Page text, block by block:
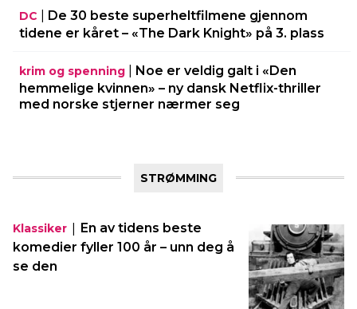
DC
De 30 beste superheltfilmene gjennom
tidene er kåret – «The Dark Knight» på 3. plass
krim og spenning
Noe er veldig galt i «Den
hemmelige kvinnen» – ny dansk Netflix-thriller
med norske stjerner nærmer seg
STRØMMING
Klassiker | En av tidens beste
komedier fyller 100 år – unn deg å
se den